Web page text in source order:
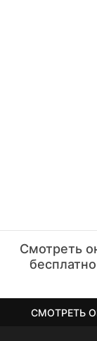
Смотреть
СМОТРЕТЬ